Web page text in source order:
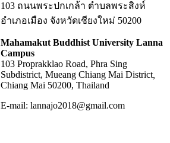
103 ถนนพระปกเกล้า ตำบลพระสิงห์
อำเภอเมือง จังหวัดเชียงใหม่ 50200
Mahamakut Buddhist University Lanna
Campus
103 Proprakklao Road, Phra Sing
Subdistrict, Mueang Chiang Mai District,
Chiang Mai 50200, Thailand
E-mail: lannajo2018@gmail.com